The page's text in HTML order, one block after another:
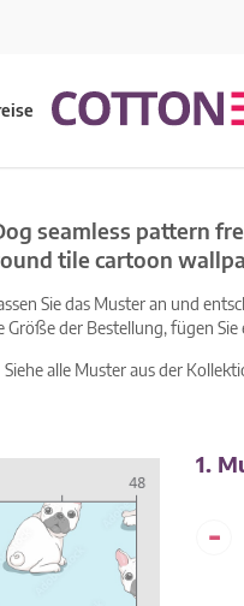
seamless pattern
tile cartoon
Sie das Muster an und
Größe der Bestellung, fügen
Siehe alle Muster aus der
1.
-